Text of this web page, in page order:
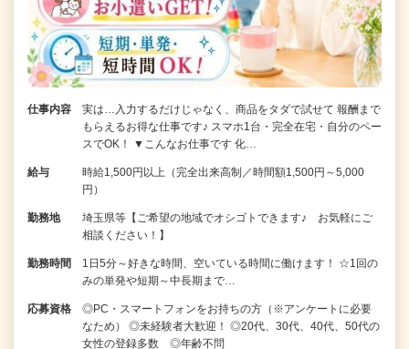
仕事内容
実は…入力するだけじゃなく、商品をタダで試せて 報酬まで
もらえるお得な仕事です♪ スマホ1台・完全在宅・自分のペー
スでOK！ ▼こんなお仕事です 化…
給与
時給1,500円以上（完全出来高制／時間額1,500円～5,000
円）
勤務地
埼玉県等【ご希望の地域でオシゴトできます♪ お気軽にご
相談ください！】
勤務時間
1日5分～好きな時間、空いている時間に働けます！ ☆1回の
みの単発や短期～中長期まで…
応募資格
◎PC・スマートフォンをお持ちの方（※アンケートに必要
なため） ◎未経験者大歓迎！ ◎20代、30代、40代、50代の
女性の登録多数 ◎年齢不問